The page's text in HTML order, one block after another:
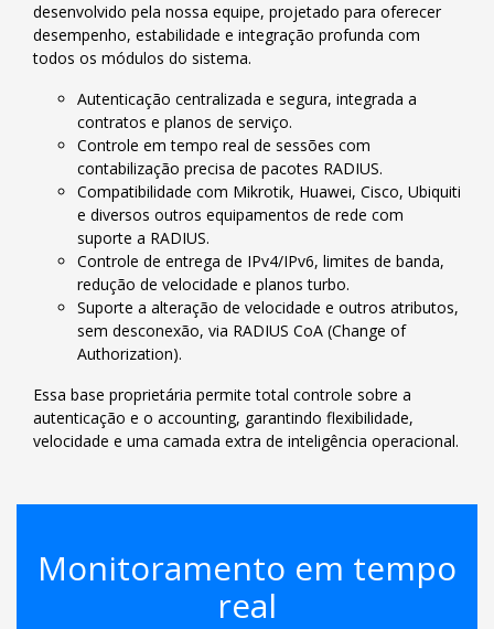
desenvolvido pela nossa equipe, projetado para oferecer
desempenho, estabilidade e integração profunda com
todos os módulos do sistema.
Autenticação centralizada e segura, integrada a
contratos e planos de serviço.
Controle em tempo real de sessões com
contabilização precisa de pacotes RADIUS.
Compatibilidade com Mikrotik, Huawei, Cisco, Ubiquiti
e diversos outros equipamentos de rede com
suporte a RADIUS.
Controle de entrega de IPv4/IPv6, limites de banda,
redução de velocidade e planos turbo.
Suporte a alteração de velocidade e outros atributos,
sem desconexão, via RADIUS CoA (Change of
Authorization).
Essa base proprietária permite total controle sobre a
autenticação e o accounting, garantindo flexibilidade,
velocidade e uma camada extra de inteligência operacional.
Monitoramento em tempo
real